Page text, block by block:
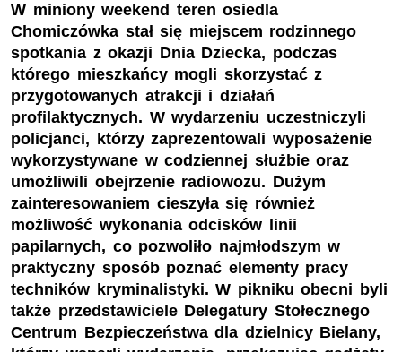
W miniony weekend teren osiedla
Chomiczówka stał się miejscem rodzinnego
spotkania z okazji Dnia Dziecka, podczas
którego mieszkańcy mogli skorzystać z
przygotowanych atrakcji i działań
profilaktycznych. W wydarzeniu uczestniczyli
policjanci, którzy zaprezentowali wyposażenie
wykorzystywane w codziennej służbie oraz
umożliwili obejrzenie radiowozu. Dużym
zainteresowaniem cieszyła się również
możliwość wykonania odcisków linii
papilarnych, co pozwoliło najmłodszym w
praktyczny sposób poznać elementy pracy
techników kryminalistyki. W pikniku obecni byli
także przedstawiciele Delegatury Stołecznego
Centrum Bezpieczeństwa dla dzielnicy Bielany,